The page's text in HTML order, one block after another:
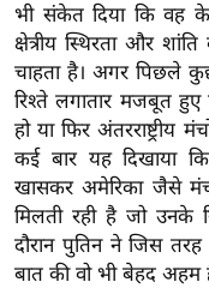
फ
म
नो
रं
ज
न
ज
ग
त
भी संकेत दिया कि वह
क्षेत्रीय स्थिरता और
चाहता है। अगर पिछले
रिश्ते लगातार मजबूत हुए
हो या फिर अंतरराष्ट्रीय
कई बार यह दिखाया
खासकर अमेरिका जैसे
मिलती रही है जो
दौरान पुतिन ने जिस
बात की वो भी बेहद अहम